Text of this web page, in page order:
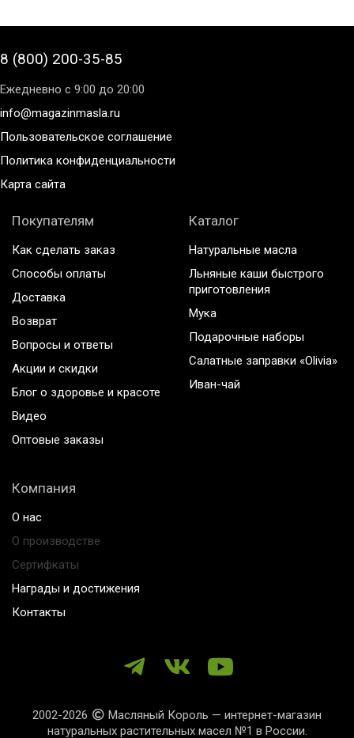
8 (800) 200-35-85
Ежедневно с 9:00 до 20:00
info@magazinmasla.ru
Пользовательское соглашение
Политика конфиденциальности
Карта сайта
Покупателям
Как сделать заказ
Способы оплаты
Доставка
Возврат
Вопросы и ответы
Акции и скидки
Блог о здоровье и красоте
Видео
Оптовые заказы
Каталог
Натуральные масла
Льняные каши быстрого
приготовления
Мука
Подарочные наборы
Салатные заправки «Olivia»
Иван-чай
Компания
О нас
О производстве
Сертифкаты
Награды и достижения
Контакты
2002-2026
Масляный Король — интернет-магазин
натуральных растительных масел №1 в России.